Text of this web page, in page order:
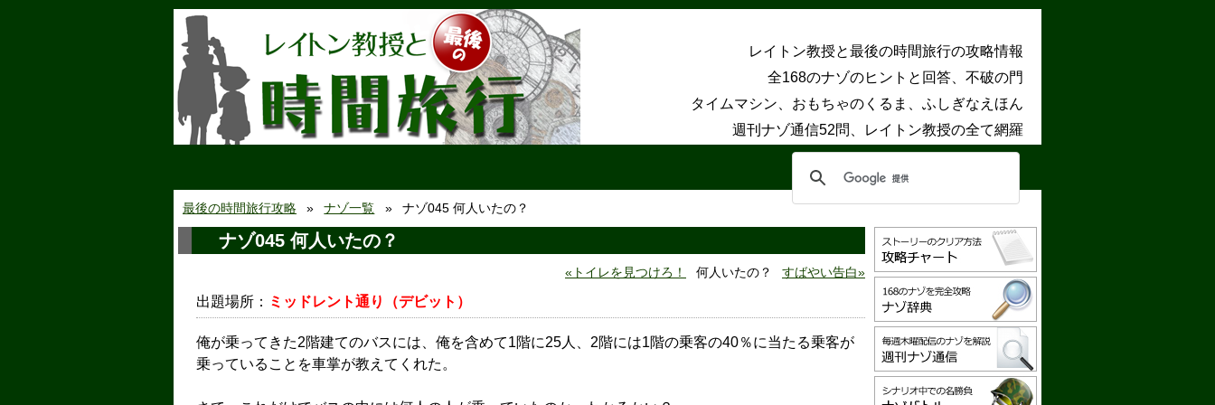
レイトン教授と最後の時間旅行の攻略情報
全168のナゾのヒントと回答、不破の門
タイムマシン、おもちゃのくるま、ふしぎなえほん
週刊ナゾ通信52問、レイトン教授の全て網羅
最後の時間旅行攻略 ナゾ一覧 ナゾ045 何人いたの？
ナゾ045 何人いたの？
トイレを見つけろ！ 何人いたの？ すばやい告白
出題場所： ミッドレント通り（デビット）
俺が乗ってきた2階建てのバスには、俺を含めて1階に25人、2階には1階の乗客の40％に当たる乗客が
乗っていることを車掌が教えてくれた。